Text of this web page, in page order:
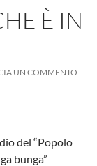
È IN
UN COMMENTO
del “Popolo
bunga”